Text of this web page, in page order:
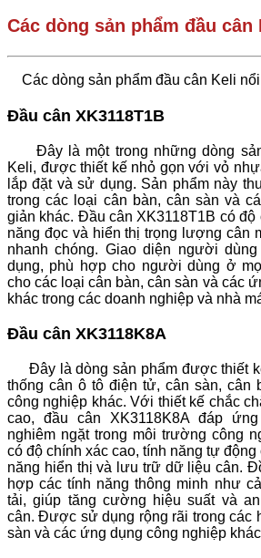
Các dòng sản phẩm đầu
Các dòng sản phẩm đầu cân Keli
Đầu cân XK3118T1B
Đây là một trong những dòng sản
Keli, được thiết kế nhỏ gọn với vỏ
lắp đặt và sử dụng. Sản phẩm này
trong các loại cân bàn, cân sàn và
giản khác. Đầu cân XK3118T1B có độ
năng đọc và hiển thị trọng lượng cân
nhanh chóng. Giao diện người
dụng, phù hợp cho người dùng ở
cho các loại cân bàn, cân sàn và các
khác trong các doanh nghiệp và nhà
Đầu cân XK3118K8A
Đây là dòng sản phẩm được thiết
thống cân ô tô điện tử, cân sàn, cân
công nghiệp khác. Với thiết kế chắc
cao, đầu cân XK3118K8A đáp
nghiêm ngặt trong môi trường công
có độ chính xác cao, tính năng tự động
năng hiển thị và lưu trữ dữ liệu cân.
hợp các tính năng thông minh như
tải, giúp tăng cường hiệu suất và
cân.Được sử dụng rộng rãi trong các
sàn và các ứng dụng công nghiệp